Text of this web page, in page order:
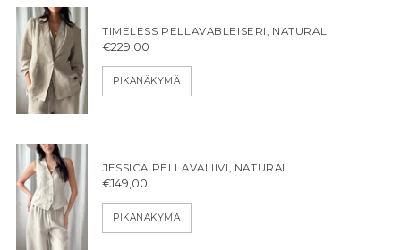
TIMELESS PELLAVABLEISERI, NATURAL
€229,00
PIKANÄKYMÄ
JESSICA PELLAVALIIVI, NATURAL
€149,00
PIKANÄKYMÄ